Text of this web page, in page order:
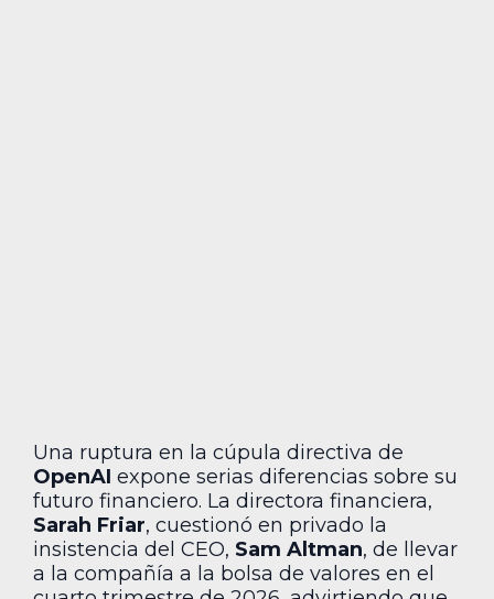
Una ruptura en la cúpula directiva de
OpenAI expone serias diferencias sobre su
futuro financiero. La directora financiera,
Sarah Friar, cuestionó en privado la
insistencia del CEO, Sam Altman, de llevar
a la compañía a la bolsa de valores en el